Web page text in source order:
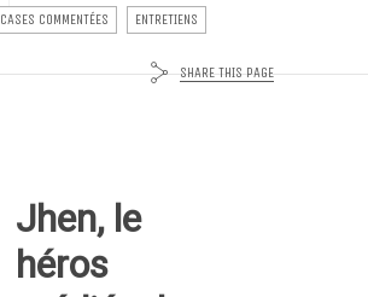
CASES COMMENTÉES
ENTRETIENS
SHARE THIS PAGE
Jhen, le
héros